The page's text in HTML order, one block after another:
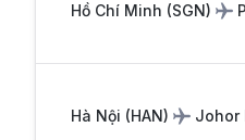
Hồ Chí Minh (SGN)
Hà Nội (HAN) Johor